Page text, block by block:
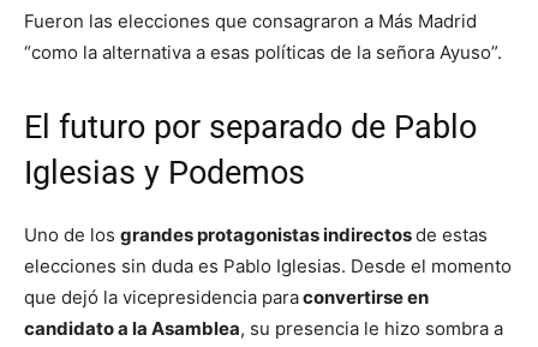
Fueron las elecciones que consagraron a Más Madrid
“como la alternativa a esas políticas de la señora Ayuso”.
El futuro por separado de Pablo
Iglesias y Podemos
Uno de los grandes protagonistas indirectosde estas
elecciones sin duda es Pablo Iglesias. Desde el momento
que dejó la vicepresidencia paraconvertirse en
candidato a la Asamblea, su presencia le hizo sombra a